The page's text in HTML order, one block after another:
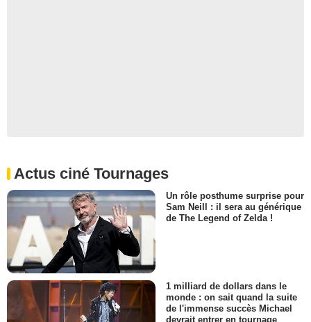
Actus ciné Tournages
Un rôle posthume surprise pour
Sam Neill : il sera au générique
de The Legend of Zelda !
1 milliard de dollars dans le
monde : on sait quand la suite
de l'immense succès Michael
devrait entrer en tournage